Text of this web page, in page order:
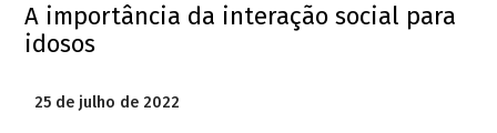
A importância da interação social para
idosos
25 de julho de 2022